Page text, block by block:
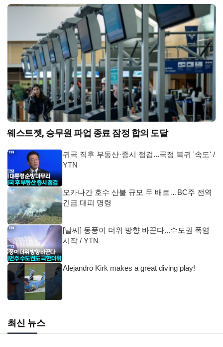
웨스트젯, 승무원 파업 종료 잠정 합의 도달
귀국 직후 부동산·증시 점검...국정 복귀 '속도' /
YTN
오카나간 호수 산불 규모 두 배로…BC주 전역
긴급 대피 명령
[날씨] 동풍이 더위 방향 바꾼다...수도권 폭염
시작 / YTN
Alejandro Kirk makes a great diving play!
최신 뉴스